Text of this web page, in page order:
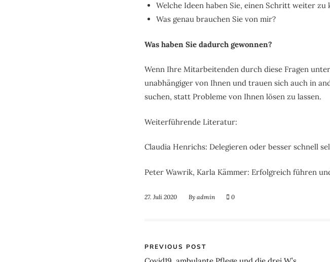
Welche Ideen haben Sie, einen Schritt weiter zu
Was genau brauchen Sie von mir?
Was haben Sie dadurch gewonnen?
Wenn Ihre Mitarbeitenden durch diese Fragen
unabhängiger von Ihnen und trauen sich auch in
suchen, statt Probleme von Ihnen lösen zu lassen.
Weiterführende Literatur:
Claudia Henrichs: Delegieren oder besser schnell
Peter Wawrik, Karla Kämmer: Erfolgreich führen
27. Juli 2020 By admin 0
PREVIOUS POST